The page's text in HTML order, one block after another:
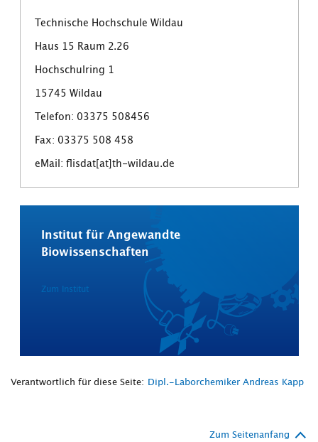
Technische Hochschule Wildau
Haus 15 Raum 2.26
Hochschulring 1
15745 Wildau
Telefon: 03375 508456
Fax: 03375 508 458
eMail: flisdat[at]th-wildau.de
Institut für Angewandte
Biowissenschaften
Zum Institut
Verantwortlich für diese Seite: Dipl.-Laborchemiker Andreas Kapp
Zum Seitenanfang